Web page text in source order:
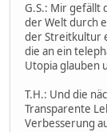
G.S.: Mir gefällt
der Welt durch
der Streitkultur
die an ein
Utopia glauben
T.H.: Und die
Transparente
Verbesserung